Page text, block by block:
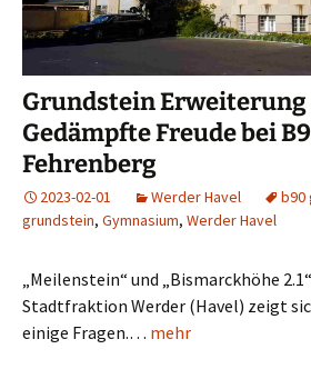
Grundstein
Gedämpfte Freude bei
Fehrenberg
2023-02-01 Werder Havel b90
grundstein, Gymnasium, Werder Havel
„Meilenstein“ und „Bismarckhöhe
Stadtfraktion Werder (Havel) zeigt
einige Fragen.… mehr